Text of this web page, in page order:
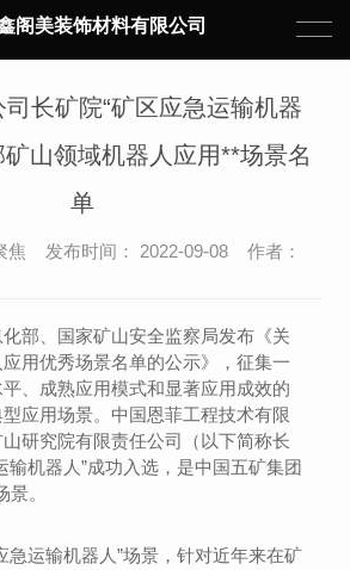
阁美装饰材料有限公司
长矿院“矿区应急运输机器
矿山领域机器人应用**场景名
单
焦 发布时间： 2022-09-08 作者：
部、国家矿山安全监察局发布《关
用优秀场景名单的公示》，征集一
、成熟应用模式和显著应用成效的
应用场景。中国恩菲工程技术有限
研究院有限责任公司（以下简称长
输机器人”成功入选，是中国五矿集团
。
急运输机器人”场景，针对近年来在矿